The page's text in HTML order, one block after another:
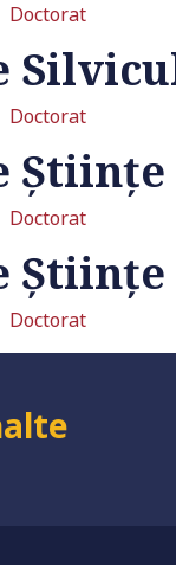
Doctorat
Doctorat
Doctorat
Doctorat